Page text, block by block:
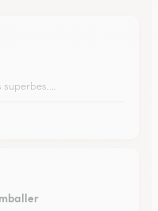
superbes....